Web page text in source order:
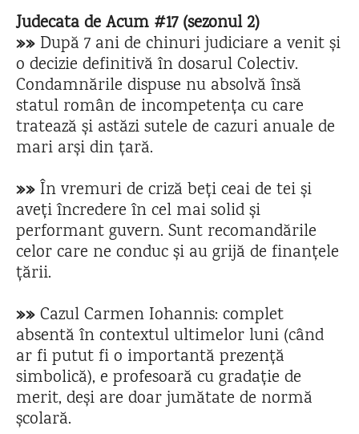
Judecata de Acum #17 (sezonul 2)
»» După 7 ani de chinuri judiciare a venit și
o decizie definitivă în dosarul Colectiv.
Condamnările dispuse nu absolvă însă
statul român de incompetența cu care
tratează și astăzi sutele de cazuri anuale de
mari arși din țară.
»» În vremuri de criză beți ceai de tei și
aveți încredere în cel mai solid și
performant guvern. Sunt recomandările
celor care ne conduc și au grijă de finanțele
țării.
»»Cazul Carmen Iohannis: complet
absentă în contextul ultimelor luni (când
ar fi putut fi o importantă prezență
simbolică), e profesoară cu gradație de
merit, deși are doar jumătate de normă
școlară.